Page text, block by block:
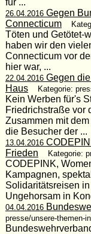
für ...
26.04.2016Gegen
Connecticum
Töten und Getötet-
haben wir den
Connecticum vor
hier war, ...
22.04.2016Gegen die
Haus
Kategorie:
Kein Werben für's
Friedrichstraße vor
Zusammen mit
die Besucher der ...
13.04.2016
Frieden
Kategorie:
CODEPINK,
Kampagnen,
Solidaritätsreisen
Ungehorsam in
04.04.2016
presse/unsere-themen-